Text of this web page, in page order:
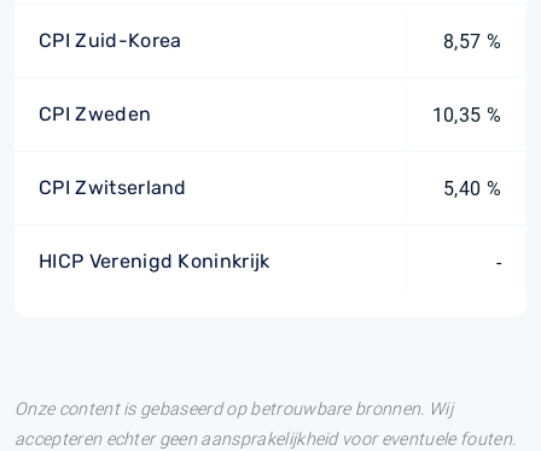
CPI Zuid-Korea 8,57 %
CPI Zweden 10,35 %
CPI Zwitserland 5,40 %
HICP Verenigd Koninkrijk -
Onze content is gebaseerd op betrouwbare bronnen. Wij
accepteren echter geen aansprakelijkheid voor eventuele fouten.